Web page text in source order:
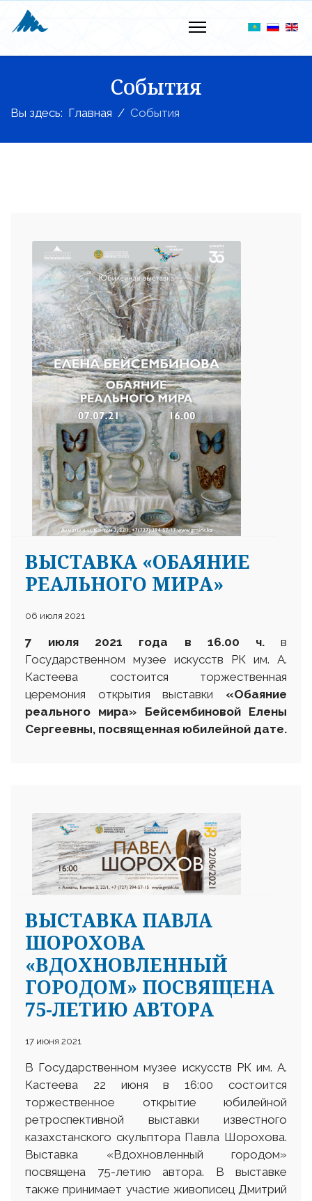
События
Вы здесь: Главная События
ВЫСТАВКА «ОБАЯНИЕ
РЕАЛЬНОГО МИРА»
06 июля 2021
7 июля 2021 года в 16.00 ч. в
Государственном музее искусств РК им. А.
Кастеева состоится торжественная
церемония открытия выставки «Обаяние
реального мира» Бейсембиновой Елены
Сергеевны, посвященная юбилейной дате.
ВЫСТАВКА ПАВЛА
ШОРОХОВА
«ВДОХНОВЛЕННЫЙ
ГОРОДОМ» ПОСВЯЩЕНА
75-ЛЕТИЮ АВТОРА
17 июня 2021
В Государственном музее искусств РК им. А.
Кастеева 22 июня в 16:00 состоится
торжественное открытие юбилейной
ретроспективной выставки известного
казахстанского скульптора Павла Шорохова.
Выставка «Вдохновленный городом»
посвящена 75-летию автора. В выставке
также принимает участие живописец Дмитрий